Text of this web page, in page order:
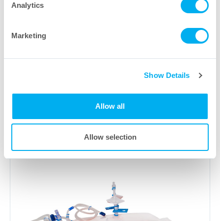
Analytics
Marketing
Show Details
Allow all
Allow selection